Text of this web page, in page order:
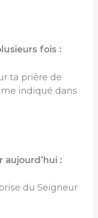
fois :
ta prière de
indiqué dans
:
du Seigneur